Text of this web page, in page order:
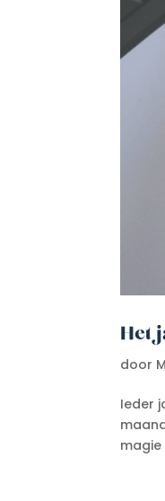
Het
door
Ieder
magie